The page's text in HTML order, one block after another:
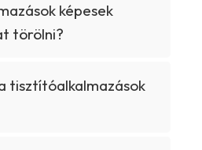
képesek
törölni?
tisztítóalkalmazások